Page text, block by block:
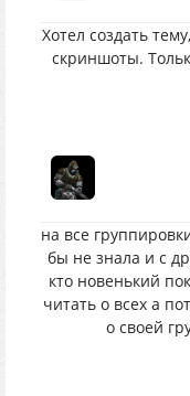
Хотел создать
скриншоты.
на все
бы не знала и с
кто новенький
читать о всех а
о своей